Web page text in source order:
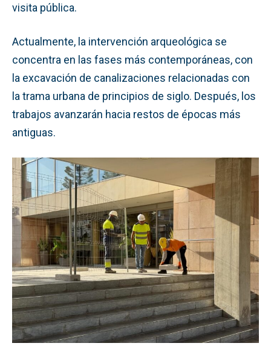
visita pública.
Actualmente, la intervención arqueológica se
concentra en las fases más contemporáneas, con
la excavación de canalizaciones relacionadas con
la trama urbana de principios de siglo. Después, los
trabajos avanzarán hacia restos de épocas más
antiguas.